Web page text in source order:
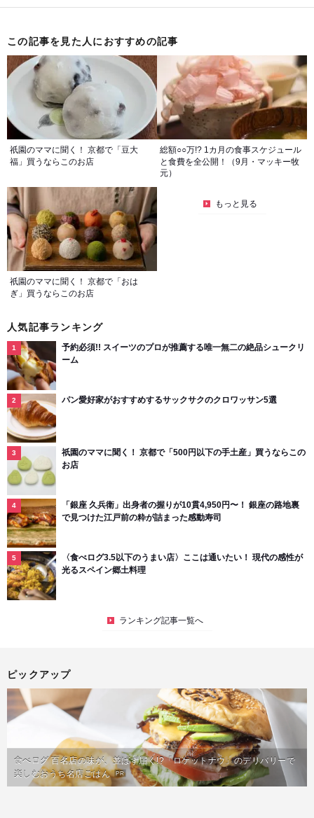
この記事を見た人におすすめの記事
祇園のママに聞く！ 京都で「豆大
福」買うならこのお店
総額○○万!? 1カ月の食事スケジュール
と食費を全公開！（9月・マッキー牧
元）
祇園のママに聞く！ 京都で「おは
ぎ」買うならこのお店
もっと見る
人気記事ランキング
予約必須!! スイーツのプロが推薦する唯一無二の絶品シュークリ
ーム
パン愛好家がおすすめするサックサクのクロワッサン5選
祇園のママに聞く！ 京都で「500円以下の手土産」買うならこの
お店
「銀座 久兵衛」出身者の握りが10貫4,950円〜！ 銀座の路地裏
で見つけた江戸前の粋が詰まった感動寿司
〈食べログ3.5以下のうまい店〉ここは通いたい！ 現代の感性が
光るスペイン郷土料理
ランキング記事一覧へ
ピックアップ
食べログ 百名店の味が、並ばず届く!?「ロケットナウ」のデリバリーで
楽しむおうち名店ごはん PR